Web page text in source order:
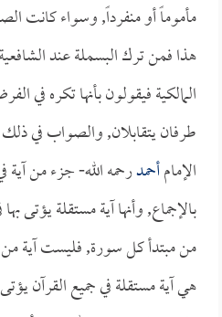
مأموماً أو منفرداً, وسواء كانت
هذا فمن ترك البسملة عند
المالكية فيقولون بأنها تكره في
طرفان يتقابلان, والصواب في
الإمامأحمدرحمه الله- جزء من
بالإجماع, وأنها آية مستقلة يؤتى
من مبتدأ كل سورة, فليست آية من
هي آية مستقلة في جميع القرآن